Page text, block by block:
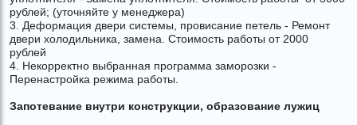
рублей; (уточняйте у менеджера)
3. Деформация двери системы, провисание петель - Ремонт
двери холодильника, замена. Стоимость работы от 2000
рублей
4. Некорректно выбранная программа заморозки -
Перенастройка режима работы.
Запотевание внутри конструкции, образование лужиц